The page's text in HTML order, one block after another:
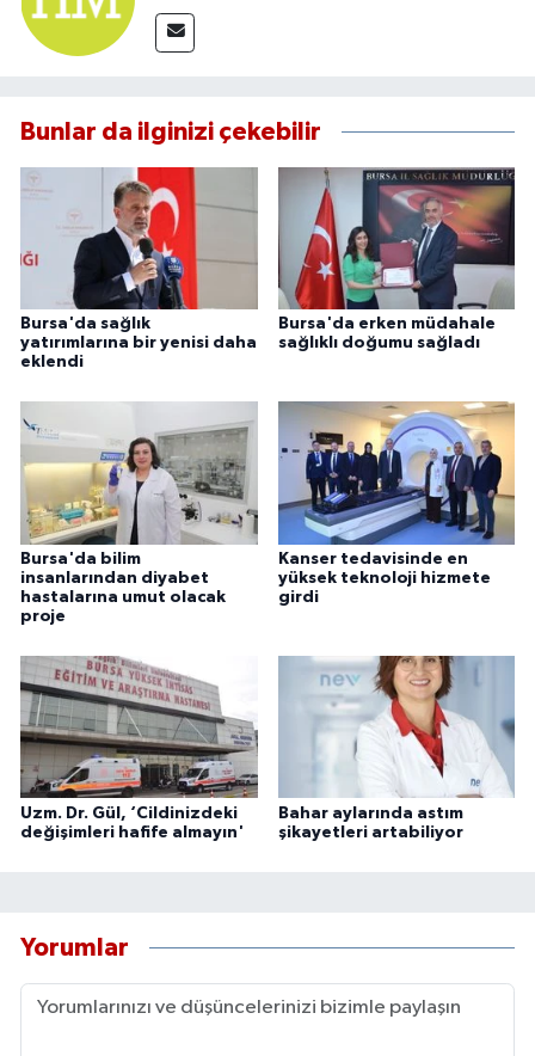
Bunlar da ilginizi çekebilir
Bursa'da sağlık
yatırımlarına bir yenisi daha
eklendi
Bursa'da erken müdahale
sağlıklı doğumu sağladı
Bursa'da bilim
insanlarından diyabet
hastalarına umut olacak
proje
Kanser tedavisinde en
yüksek teknoloji hizmete
girdi
Uzm. Dr. Gül, ‘Cildinizdeki
değişimleri hafife almayın'
Bahar aylarında astım
şikayetleri artabiliyor
Yorumlar